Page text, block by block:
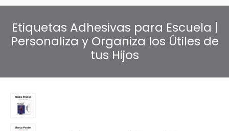
Etiquetas Adhesivas para Escuela |
Personaliza y Organiza los Útiles de
tus Hijos